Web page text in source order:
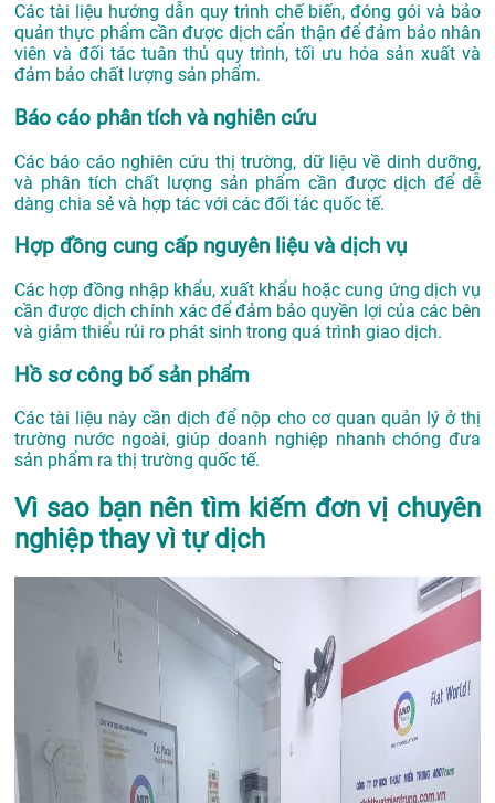
Các tài liệu hướng dẫn quy trình chế biến, đóng gói và bảo
quản thực phẩm cần được dịch cẩn thận để đảm bảo nhân
viên và đối tác tuân thủ quy trình, tối ưu hóa sản xuất và
đảm bảo chất lượng sản phẩm.
Báo cáo phân tích và nghiên cứu
Các báo cáo nghiên cứu thị trường, dữ liệu về dinh dưỡng,
và phân tích chất lượng sản phẩm cần được dịch để dễ
dàng chia sẻ và hợp tác với các đối tác quốc tế.
Hợp đồng cung cấp nguyên liệu và dịch vụ
Các hợp đồng nhập khẩu, xuất khẩu hoặc cung ứng dịch vụ
cần được dịch chính xác để đảm bảo quyền lợi của các bên
và giảm thiểu rủi ro phát sinh trong quá trình giao dịch.
Hồ sơ công bố sản phẩm
Các tài liệu này cần dịch để nộp cho cơ quan quản lý ở thị
trường nước ngoài, giúp doanh nghiệp nhanh chóng đưa
sản phẩm ra thị trường quốc tế.
Vì sao bạn nên tìm kiếm đơn vị chuyên
nghiệp thay vì tự dịch